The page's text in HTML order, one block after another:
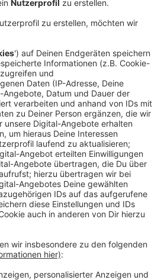
unterschiedliche soziale und
wider.Der Bericht des
fordert aktualisierte rechtliche
und eine verbesserte
um diesen Trends
sind besorgniserregend und
um die Sicherheit der
und die Ursachen der
Die Gesellschaft muss sich der
und gemeinsam
die Gewalt gegen Polizeibeamte
standen unter
darauf hinweist, dass
bedeutende Rolle spielt.
Tatverdächtigen männlich und
polizeilich bekannt und handeln